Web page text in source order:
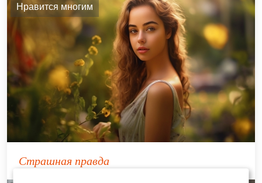
Нравится многим
Страшная правда